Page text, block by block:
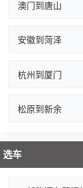
澳门到唐山
安徽到菏泽
杭州到厦门
松原到新余
选车